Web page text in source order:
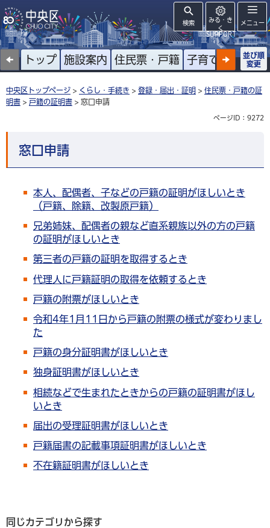
検索
みる・き
く
SUPPORT
メニュー
トップ 施設案内 住民票・戸籍 子育て 高齢者
並び順
変更
中央区トップページ > くらし・手続き > 登録・届出・証明 > 住民票・戸籍の証
明書 > 戸籍の証明書 > 窓口申請
ページID：9272
窓口申請
本人、配偶者、子などの戸籍の証明がほしいとき
（戸籍、除籍、改製原戸籍）
兄弟姉妹、配偶者の親など直系親族以外の方の戸籍
の証明がほしいとき
第三者の戸籍の証明を取得するとき
代理人に戸籍証明の取得を依頼するとき
戸籍の附票がほしいとき
令和4年1月11日から戸籍の附票の様式が変わりまし
た
戸籍の身分証明書がほしいとき
独身証明書がほしいとき
相続などで生まれたときからの戸籍の証明書がほし
いとき
届出の受理証明書がほしいとき
戸籍届書の記載事項証明書がほしいとき
不在籍証明書がほしいとき
同じカテゴリから探す